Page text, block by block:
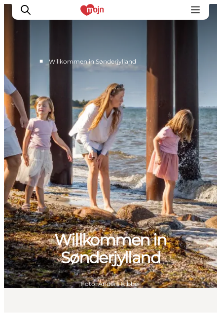
Städte und Regionen
Events
Übernachtung
Plane deine Reise
Booking
■ Willkommen in Sønderjylland
Willkommen in
Sønderjylland
Foto: Anders Kibbel